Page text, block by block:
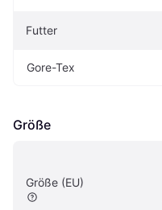
Futter
Gore-Tex
Größe
Größe (EU)